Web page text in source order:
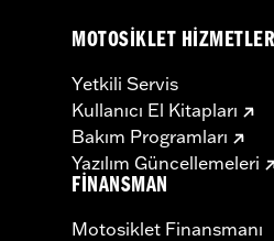
MOTOSIKLET
Yetkili Servis
Kullanıcı El Kitapları
Bakım Programları
Yazılım Güncellemeleri
FINANSMAN
Motosiklet Finansmanı